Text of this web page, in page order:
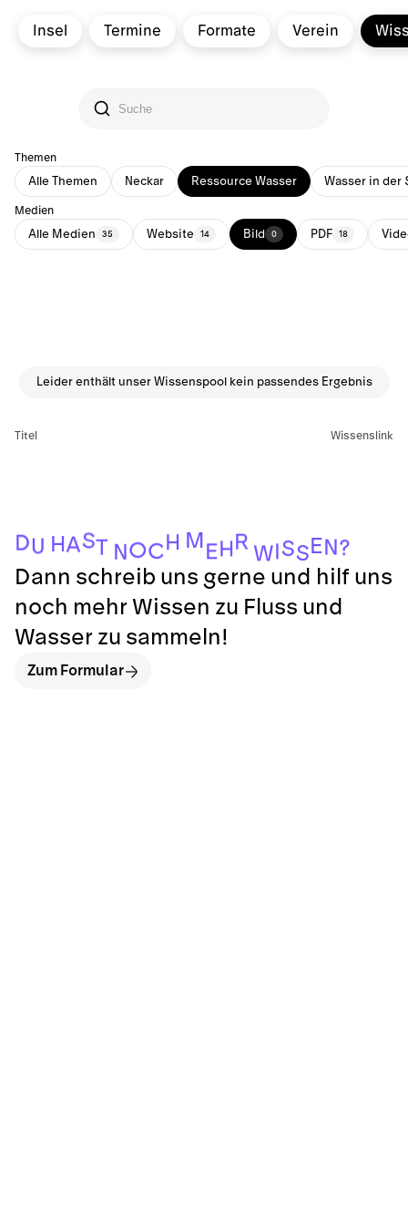
Insel Termine Formate Verein
Themen
Alle Themen Neckar Ressource Wasser Wasser in der
Medien
Alle Medien 35 Website 14 Bild 0 PDF 18
Leider enthält unser Wissenspool kein passendes Ergebnis
Titel Wissenslink
DU H AST N OC H M E H R WISS E N ?
Dann schreib uns gerne und hilf uns
noch mehr Wissen zu Fluss und
Wasser zu sammeln!
Zum Formular